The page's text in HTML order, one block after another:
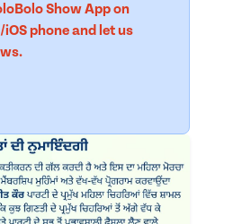
Show App on
phone and let us